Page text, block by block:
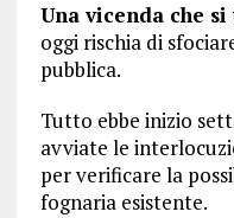
Una vicenda che
oggi rischia di
pubblica.
Tutto ebbe inizio
avviate le
per verificare la
fognaria esistente.